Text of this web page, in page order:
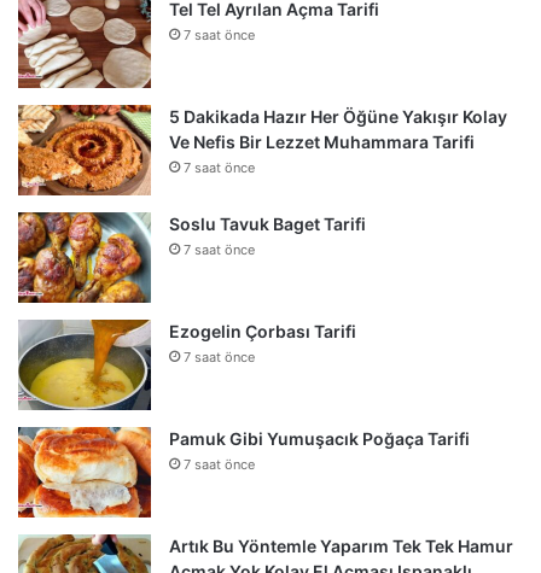
Tel Tel Ayrılan Açma Tarifi
7 saat önce
5 Dakikada Hazır Her Öğüne Yakışır Kolay
Ve Nefis Bir Lezzet Muhammara Tarifi
7 saat önce
Soslu Tavuk Baget Tarifi
7 saat önce
Ezogelin Çorbası Tarifi
7 saat önce
Pamuk Gibi Yumuşacık Poğaça Tarifi
7 saat önce
Artık Bu Yöntemle Yaparım Tek Tek Hamur